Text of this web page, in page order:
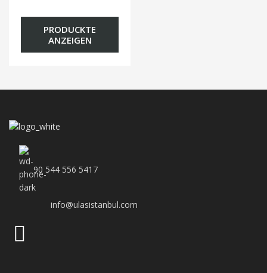
PRODUCKTE
ANZEIGEN
90 544 556 5417
info@ulasistanbul.com